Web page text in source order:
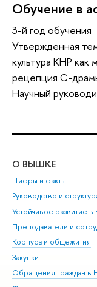
Обучение в
3-й год обучения
Утвержденная
культура КНР как
рецепция С-
Научный
О ВЫШКЕ
Цифры и факты
Руководство и
Устойчивое развитие
Преподаватели и
Корпуса и общежития
Закупки
Обращения граждан